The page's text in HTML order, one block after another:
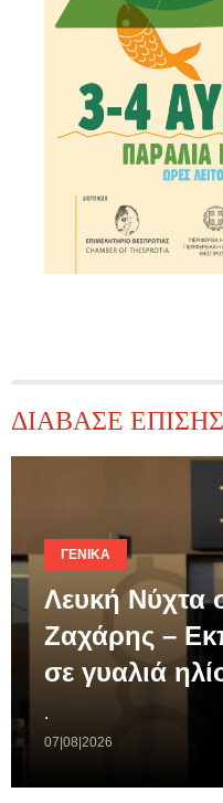
ΔΙΑΒΑΣΕ ΕΠΙΣΗΣ
ΓΕΝΙΚΆ
Λευκή Νύχτα
Ζαχάρης –
σε γυαλιά
.
07|08|2026